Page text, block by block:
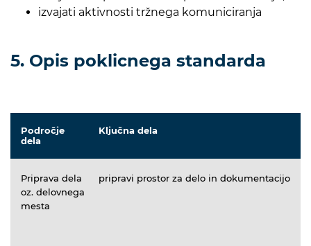
izvajati aktivnosti tržnega komuniciranja
5. Opis poklicnega standarda
Področje
dela
Ključna dela
Priprava dela
oz. delovnega
mesta
pripravi prostor za delo in dokumentacijo